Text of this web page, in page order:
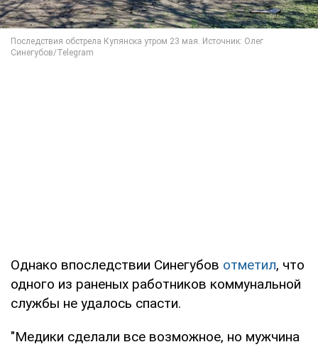
Однако впоследствии Синегубов отметил, что
одного из раненых работников коммунальной
службы не удалось спасти.
"Медики сделали все возможное, но мужчина